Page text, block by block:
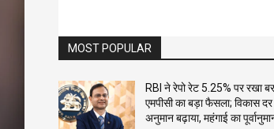
MOST POPULAR
RBI ने रेपो रेट 5.25% पर रखा
एमपीसी का बड़ा फैसला; विकास
अनुमान बढ़ाया, महंगाई का